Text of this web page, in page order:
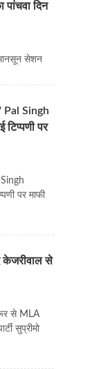
दिन
सेशन
Pal Singh
टिप्पणी पर
पर माफी
केजरीवाल से
से MLA
सुप्रीमो